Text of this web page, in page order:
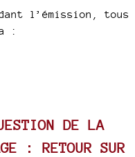
l’émission, tous
:
DE LA
: RETOUR SUR